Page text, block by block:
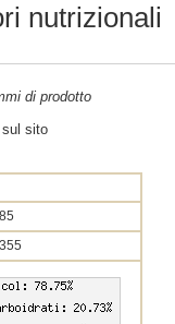
nutrizionali
di prodotto
sito
85
355